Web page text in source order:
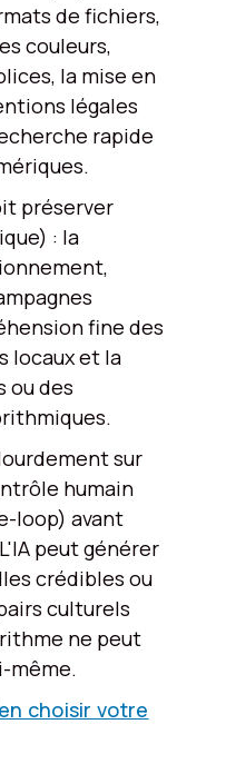
de fichiers,
couleurs,
la mise en
légales
rapide
préserver
: la
fine des
locaux et la
ou des
sur
humain
loop) avant
peut générer
crédibles ou
culturels
ne peut
même.
choisir votre